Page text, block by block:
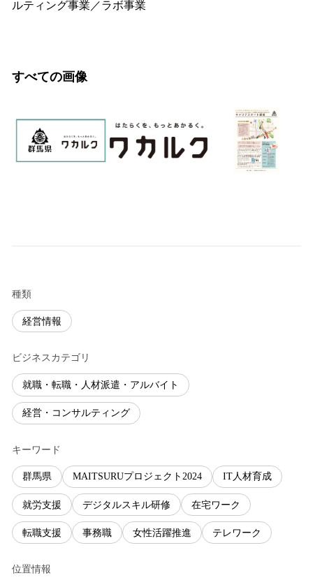
ルティング事業／ラボ事業
すべての画像
種類
経営情報
ビジネスカテゴリ
就職・転職・人材派遣・アルバイト
経営・コンサルティング
キーワード
群馬県 MAITSURUプロジェクト2024 IT人材育成
就労支援 デジタルスキル研修 在宅ワーク
転職支援 事務職 女性活躍推進 テレワーク
位置情報